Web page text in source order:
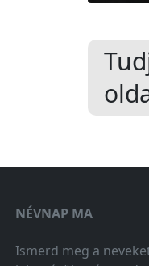
NÉVNAP MA
Ismerd meg a